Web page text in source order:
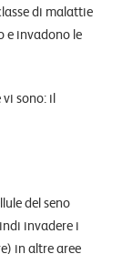
di malattie
e invadono le
sono: il
del seno
invadere i
in altre aree